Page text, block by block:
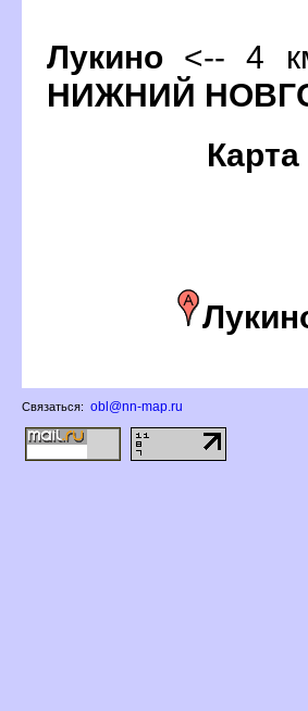
Лукино <-- 4
НИЖНИЙ
Связаться: obl@nn-map.ru